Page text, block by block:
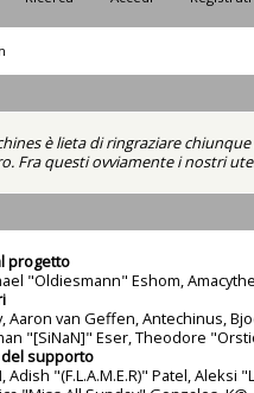
è lieta di ringraziare
Fra questi ovviamente i nostri
progetto
"Oldiesmann" Eshom,
Aaron van Geffen, Antechinus,
"[SiNaN]" Eser, Theodore
supporto
Adish "(F.L.A.M.E.R)" Patel,